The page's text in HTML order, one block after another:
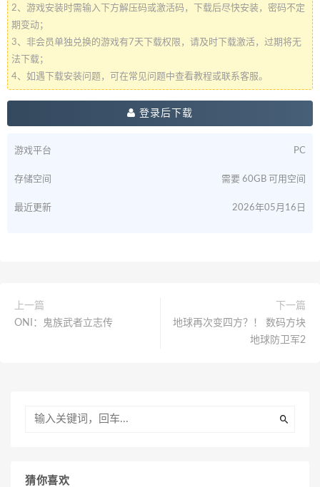
2、游戏安装时需输入下方解压码或激活码，下载后尽快安装，密码不定
期变动；
3、非会员单独兑换的游戏有7天下载权限，请及时下载激活，过期将无
法下载；
4、如遇下载安装问题，可在常见问题中查看教程或联系客服。
登录后下载
游戏平台 PC
存储空间 需要 60GB 可用空间
最近更新 2026年05月16日
上一篇
ONI：鬼族武者立志传
下一篇
地球再次变四方？！ 数码方块
地球防卫军2
猜你喜欢